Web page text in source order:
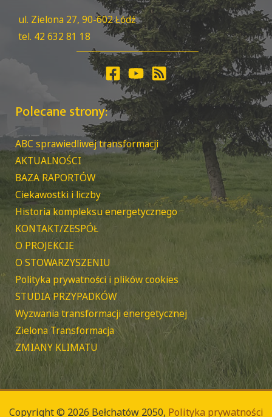
ul. Zielona 27, 90-602 Łódź
tel. 42 632 81 18
Polecane strony:
ABC sprawiedliwej transformacji
AKTUALNOŚCI
BAZA RAPORTÓW
Ciekawostki i liczby
Historia kompleksu energetycznego
KONTAKT/ZESPÓŁ
O PROJEKCIE
O STOWARZYSZENIU
Polityka prywatności i plików cookies
STUDIA PRZYPADKÓW
Wyzwania transformacji energetycznej
Zielona Transformacja
ZMIANY KLIMATU
Copyright © 2026 Bełchatów 2050, Polityka prywatności